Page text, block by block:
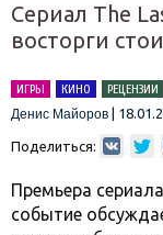
Сериал The
восторги
ИГРЫ КИНО РЕЦЕНЗИИ
Денис Майоров
Поделиться:
Премьера
событие